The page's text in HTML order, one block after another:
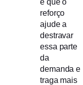
é que o
reforço
ajude a
destravar
essa parte
da
demanda e
traga mais